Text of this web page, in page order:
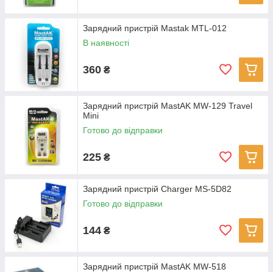
Зарядний пристрій Mastak MTL-012
В наявності
360 ₴
Зарядний пристрій MastAK MW-129 Travel
Mini
Готово до відправки
225 ₴
Зарядний пристрій Charger MS-5D82
Готово до відправки
144 ₴
Зарядний пристрій MastAK MW-518